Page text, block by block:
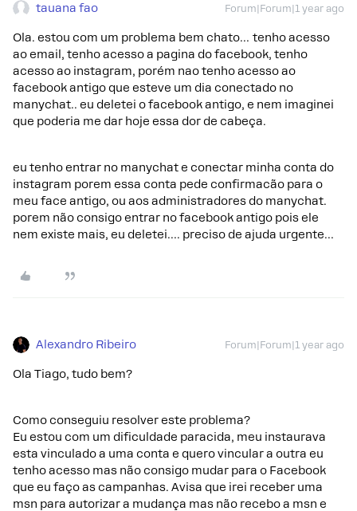
tauana fao Forum|Forum|1 year ago
Ola. estou com um problema bem chato… tenho acesso
ao email, tenho acesso a pagina do facebook, tenho
acesso ao instagram, porém nao tenho acesso ao
facebook antigo que esteve um dia conectado no
manychat.. eu deletei o facebook antigo, e nem imaginei
que poderia me dar hoje essa dor de cabeça.
eu tenho entrar no manychat e conectar minha conta do
instagram porem essa conta pede confirmacão para o
meu face antigo, ou aos administradores do manychat.
porem não consigo entrar no facebook antigo pois ele
nem existe mais, eu deletei…. preciso de ajuda urgente…
Alexandro Ribeiro Forum|Forum|1 year ago
Ola Tiago, tudo bem?
Como conseguiu resolver este problema?
Eu estou com um dificuldade paracida, meu instaurava
esta vinculado a uma conta e quero vincular a outra eu
tenho acesso mas não consigo mudar para o Facebook
que eu faço as campanhas. Avisa que irei receber uma
msn para autorizar a mudança mas não recebo a msn e